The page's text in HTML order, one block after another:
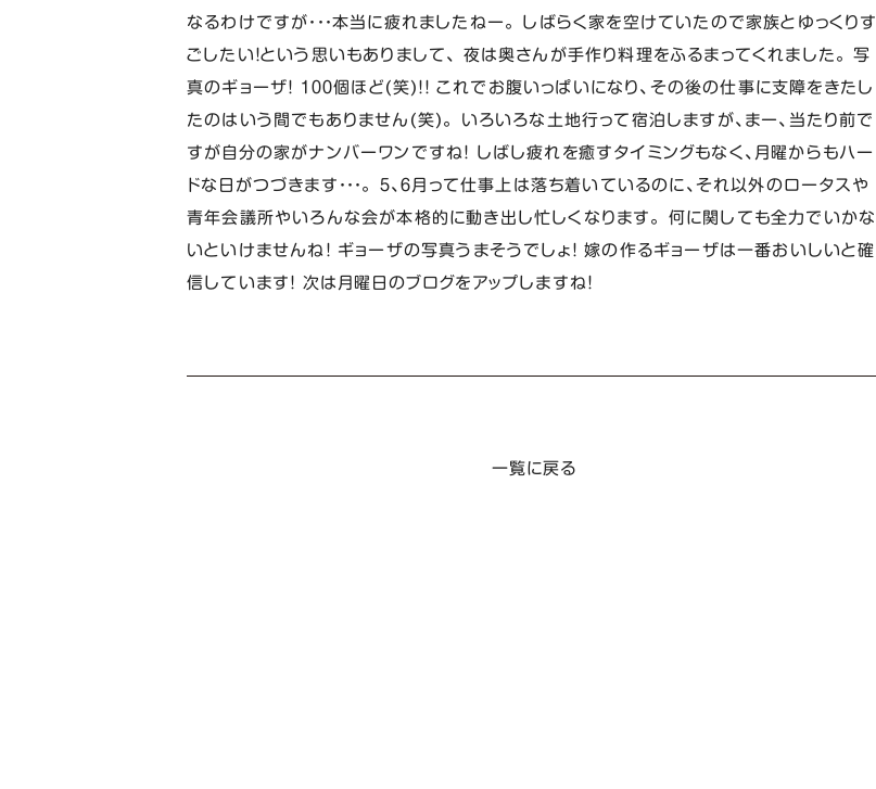
なるわけですが・・・本当に疲れましたねー。 しばらく家を空けていたので家族とゆっくりす
ごしたい！という思いもありまして、 夜は奥さんが手作り料理をふるまってくれました。 写
真のギョーザ！ １００個ほど(笑)！！ これでお腹いっぱいになり、その後の仕事に支障をきたし
たのはいう間でもありません(笑)。 いろいろな土地行って宿泊しますが、まー、当たり前で
すが自分の家がナンバーワンですね！ しばし疲れを癒すタイミングもなく、月曜からもハー
ドな日がつづきます・・・。 ５、６月って仕事上は落ち着いているのに、それ以外のロータスや
青年会議所やいろんな会が本格的に動き出し忙しくなります。 何に関しても全力でいかな
いといけませんね！ ギョーザの写真うまそうでしょ！ 嫁の作るギョーザは一番おいしいと確
信しています！ 次は月曜日のブログをアップしますね！
一覧に戻る